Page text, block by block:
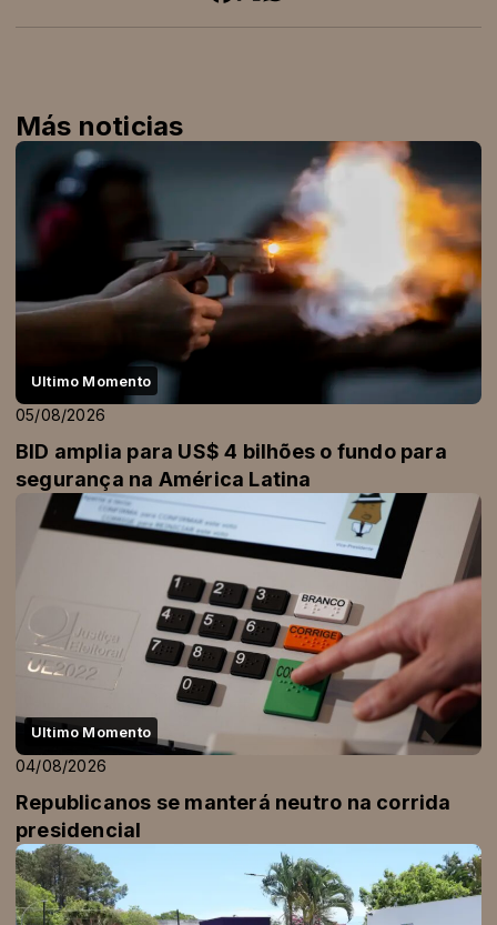
Más noticias
Ultimo Momento
05/08/2026
BID amplia para US$ 4 bilhões o fundo para
segurança na América Latina
Ultimo Momento
04/08/2026
Republicanos se manterá neutro na corrida
presidencial